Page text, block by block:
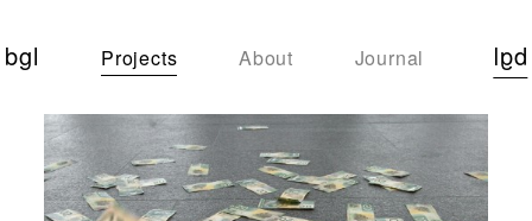
bgl Projects About Journal bgl